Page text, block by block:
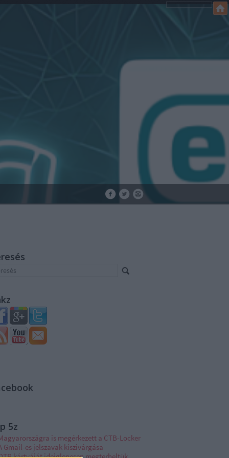
5z
is megérkezett a CTB-Locker
Gmail-es jelszavak kiszivárgása